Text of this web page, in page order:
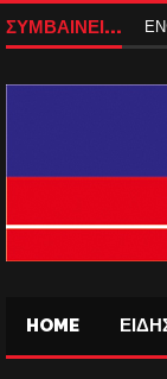
ΣΥΜΒΑΙΝΕΙ...
HOME